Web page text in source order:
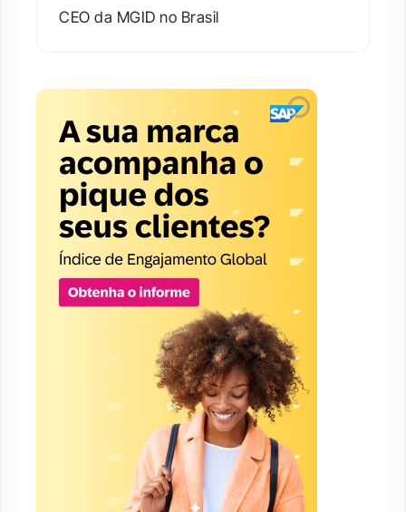
CEO da MGID no Brasil